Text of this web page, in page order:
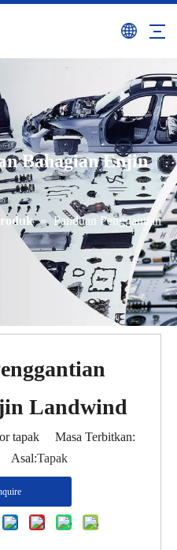
Bahagian Enjin
» Panduan Penggantian
Landwind
tapak Masa Terbitkan:
Asal:Tapak